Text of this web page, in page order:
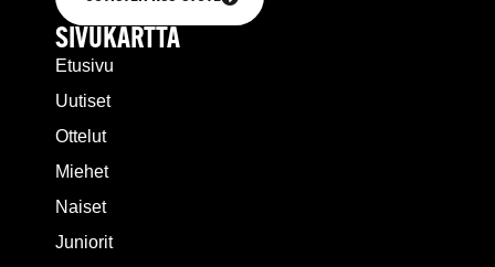
SIVUKARTTA
Etusivu
Uutiset
Ottelut
Miehet
Naiset
Juniorit